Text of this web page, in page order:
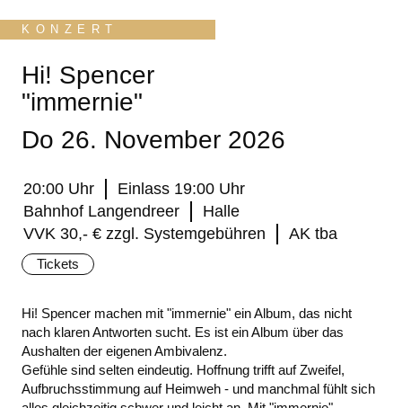
KONZERT
Hi! Spencer
"immernie"
Do 26. November 2026
20:00 Uhr
Einlass 19:00 Uhr
Bahnhof Langendreer
Halle
VVK 30,- € zzgl. Systemgebühren
AK tba
Tickets
Hi! Spencer machen mit "immernie" ein Album, das nicht
nach klaren Antworten sucht. Es ist ein Album über das
Aushalten der eigenen Ambivalenz.
Gefühle sind selten eindeutig. Hoffnung trifft auf Zweifel,
Aufbruchsstimmung auf Heimweh - und manchmal fühlt sich